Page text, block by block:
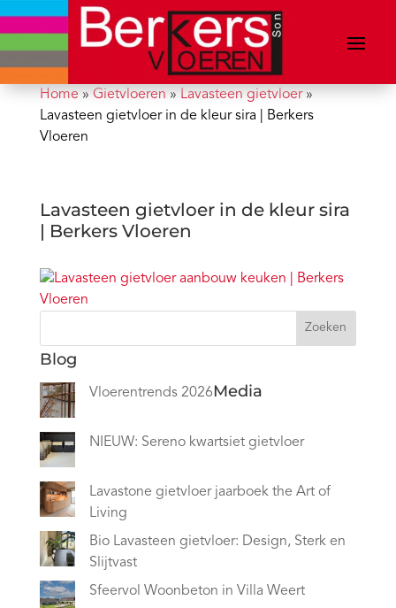
Home» Gietvloeren » Lavasteen gietvloer»
Lavasteen gietvloer in de kleur sira | Berkers
Vloeren
Lavasteen gietvloer in de kleur sira
| Berkers Vloeren
Zoeken
Blog
Vloerentrends 2026
NIEUW: Sereno kwartsiet gietvloer
Lavastone gietvloer jaarboek the Art of
Living
Bio Lavasteen gietvloer: Design, Sterk en
Slijtvast
Sfeervol Woonbeton in Villa Weert
Media